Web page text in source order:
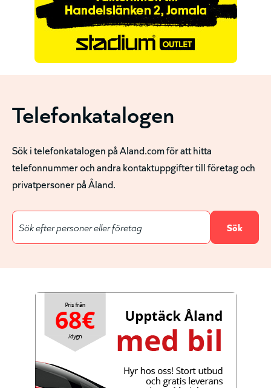
Telefonkatalogen
Sök i telefonkatalogen på Aland.com för att hitta
telefonnummer och andra kontaktuppgifter till företag och
privatpersoner på Åland.